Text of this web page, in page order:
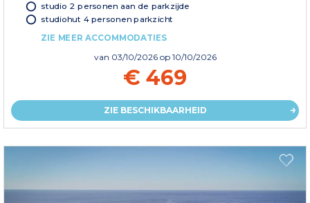
studio 2 personen aan de parkzijde
studiohut 4 personen parkzicht
ZIE MEER ACCOMMODATIES
van 03/10/2026 op 10/10/2026
€ 469
ZIE BESCHIKBAARHEID